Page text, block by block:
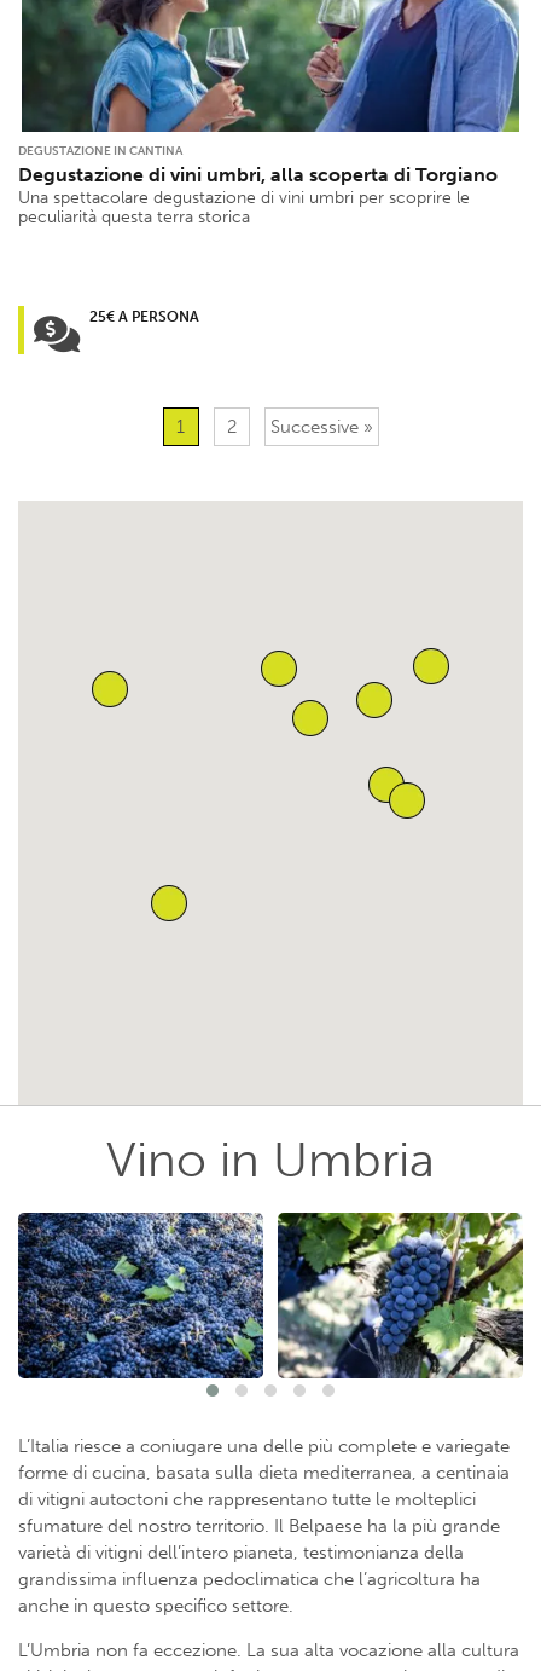
DEGUSTAZIONE IN CANTINA
Degustazione di vini umbri, alla scoperta di Torgiano
Una spettacolare degustazione di vini umbri per scoprire le
peculiarità questa terra storica
25€ A PERSONA
1 2 Successive »
Vino in Umbria
L’Italia riesce a coniugare una delle più complete e variegate
forme di cucina, basata sulla dieta mediterranea, a centinaia
di vitigni autoctoni che rappresentano tutte le molteplici
sfumature del nostro territorio. Il Belpaese ha la più grande
varietà di vitigni dell’intero pianeta, testimonianza della
grandissima influenza pedoclimatica che l’agricoltura ha
anche in questo specifico settore.
L’Umbria non fa eccezione. La sua alta vocazione alla cultura